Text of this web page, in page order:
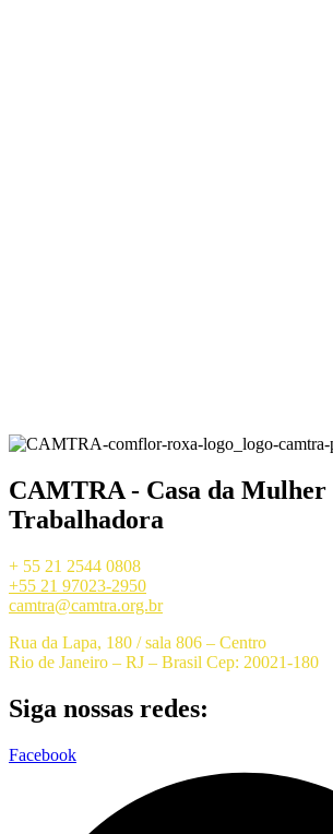
CAMTRA - Casa da Mulher
Trabalhadora
+ 55 21 2544 0808
+55 21 97023-2950
camtra@camtra.org.br
Rua da Lapa, 180 / sala 806 – Centro
Rio de Janeiro – RJ – Brasil Cep: 20021-180
Siga nossas redes:
Facebook